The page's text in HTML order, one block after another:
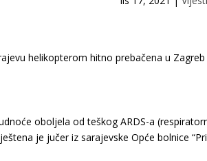
oboljela od teškog ARDS-a
je jučer iz sarajevske Opće bolnice